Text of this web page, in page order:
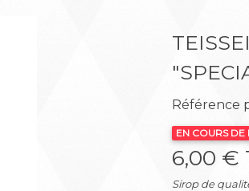
Référence
EN COURS
6,00 €
Sirop de